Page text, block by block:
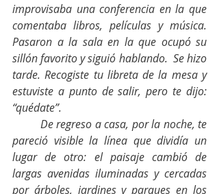
improvisaba una conferencia en la que
comentaba libros, películas y música.
Pasaron a la sala en la que ocupó su
sillón favorito y siguió hablando.  Se hizo
tarde. Recogiste tu libreta de la mesa y
estuviste a punto de salir, pero te dijo:
“quédate”.
De regreso a casa, por la noche, te
pareció visible la línea que dividía un
lugar de otro: el paisaje cambió de
largas avenidas iluminadas y cercadas
por árboles, jardines y parques en los